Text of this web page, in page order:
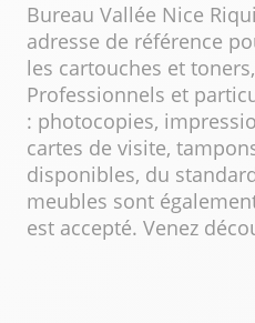
Bureau Vallée Nice
adresse de référence
les cartouches et
Professionnels et
: photocopies,
cartes de visite,
disponibles, du
meubles sont
est accepté. Venez